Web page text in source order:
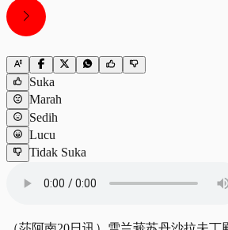
Suka
Marah
Sedih
Lucu
Tidak Suka